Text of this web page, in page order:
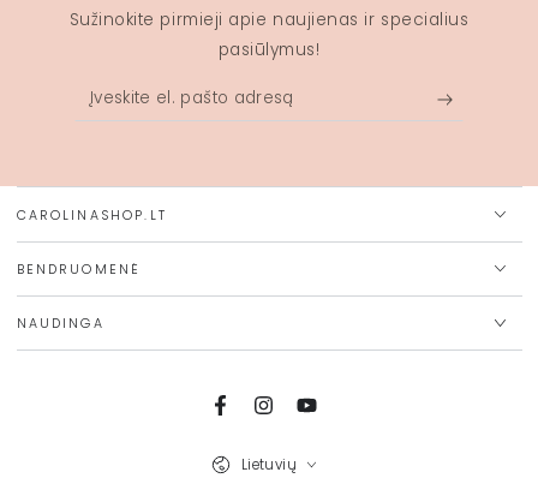
Sužinokite pirmieji apie naujienas ir specialius
pasiūlymus!
Įveskite
el.
CAROLINASHOP.LT
BENDRUOMENĖ
NAUDINGA
FacebookInstagram
Youtube
Kalba
Lietuvių